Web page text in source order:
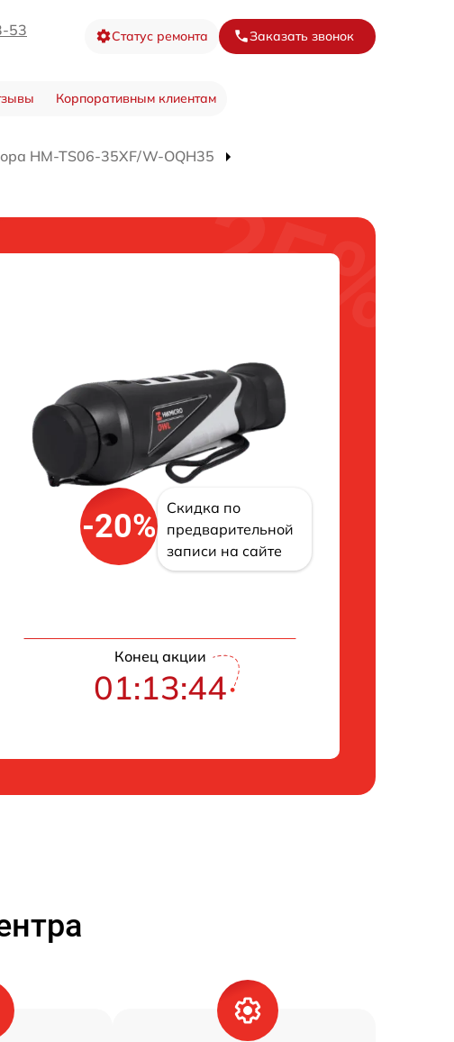
53 Статус ремонта Заказать звонок
Корпоративным клиентам
HM-TS06-35XF/W-OQH35
-20%
Скидка по
предварительной
записи на сайте
Конец акции
01:13:43